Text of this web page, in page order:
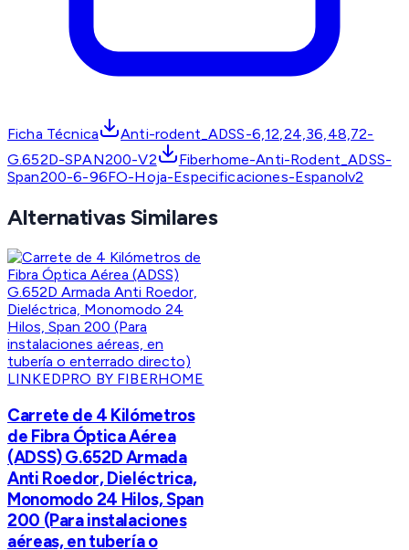
Ficha Técnica
Anti-rodent_ADSS-6,12,24,36,48,72-
G.652D-SPAN200-V2
Fiberhome-Anti-Rodent_ADSS-
Span200-6-96FO-Hoja-Especificaciones-Espanolv2
Alternativas Similares
LINKEDPRO BY FIBERHOME
Carrete de 4 Kilómetros
de Fibra Óptica Aérea
(ADSS) G.652D Armada
Anti Roedor, Dieléctrica,
Monomodo 24 Hilos, Span
200 (Para instalaciones
aéreas, en tubería o